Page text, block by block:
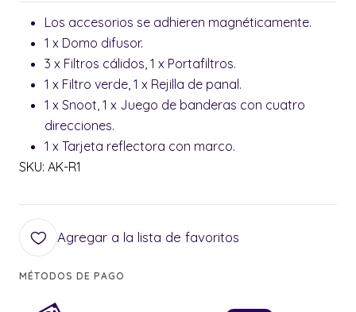
Los accesorios se adhieren magnéticamente.
1 x Domo difusor.
3 x Filtros cálidos, 1 x Portafiltros.
1 x Filtro verde, 1 x Rejilla de panal.
1 x Snoot, 1 x Juego de banderas con cuatro
direcciones.
1 x Tarjeta reflectora con marco.
SKU: AK-R1
Agregar a la lista de favoritos
MÉTODOS DE PAGO